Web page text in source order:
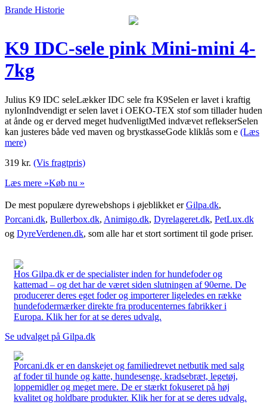
Brande Historie
K9 IDC-sele pink Mini-mini 4-
7kg
Julius K9 IDC seleLækker IDC sele fra K9Selen er lavet i kraftig
nylonIndvendigt er selen lavet i OEKO-TEX stof som tillader huden
at ånde og er derved meget hudvenligtMed indvævet reflekserSelen
kan justeres både ved maven og brystkasseGode kliklås som e (Læs
mere)
319 kr. (Vis fragtpris)
Læs mere »Køb nu »
De mest populære dyrewebshops i øjeblikket erGilpa.dk,
Porcani.dk, Bullerbox.dk, Animigo.dk, Dyrelageret.dk, PetLux.dk
og DyreVerdenen.dk, som alle har et stort sortiment til gode priser.
Hos Gilpa.dk er de specialister inden for hundefoder og
kattemad – og det har de været siden slutningen af 90erne. De
producerer deres eget foder og importerer ligeledes en række
hundefodermærker direkte fra producenternes fabrikker i
Europa. Klik her for at se deres udvalg.
Se udvalget på Gilpa.dk
Porcani.dk er en danskejet og familiedrevet netbutik med salg
af foder til hunde og katte, hundesenge, kradsebræt, legetøj,
loppemidler og meget mere. De er stærkt fokuseret på høj
kvalitet og holdbare produkter. Klik her for at se deres udvalg.